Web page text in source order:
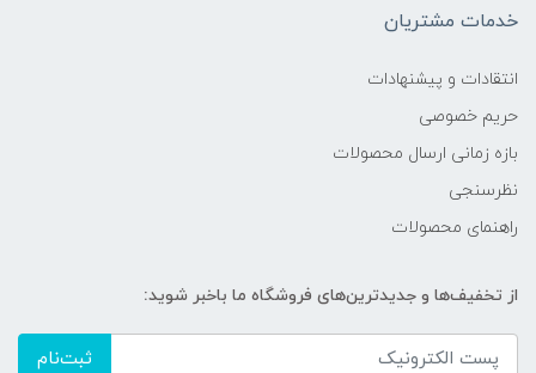
خدمات مشتریان
انتقادات و پیشنهادات
حریم خصوصی
بازه زمانی ارسال محصولات
نظرسنجی
راهنمای محصولات
از تخفیف‌ها و جدیدترین‌های فروشگاه ما باخبر شوید:
ثبت‌نام